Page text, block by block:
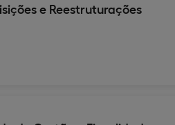
e Reestruturações